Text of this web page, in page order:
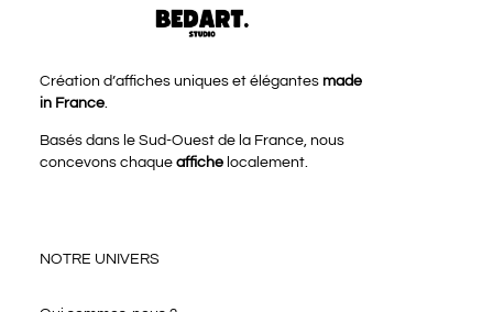
Création d’affiches uniques et élégantes made
in France.
Basés dans le Sud-Ouest de la France, nous
concevons chaque affiche localement.
NOTRE UNIVERS